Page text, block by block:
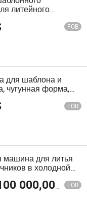
литейного
FOB
для шаблона и
чугунная форма,
FOB
машина для литья
в холодной
000,00$ FOB